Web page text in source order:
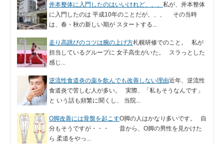
井本整体に入門したのはいいけれど、、、 私が、井本整体
に入門したのは 平成10年のことだが、、、 その当時
は、春・秋の新しい期が スタートする...
走り高跳びのコツは腕の上げ方札幌研修でのこと。 私が
担当しているグループに 女子高生がいた。 スラっとした
感じ...
逆流性食道炎の薬を飲んでも改善しない理由近年、逆流性
食道炎で苦しむ人が多い。 実際、「私もそうなんです」
と いう話も頻繁に聞くし、 当院...
O脚改善には骨盤を起こすO脚の人はかなり多いです。 自
分もそうですが・・・ 昔から、O脚の男性を見かけた
ら 柔道をやっ...